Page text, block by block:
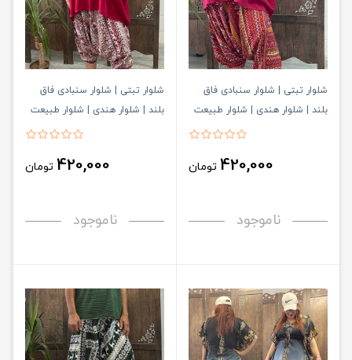
شلوار تبتی | شلوار سنبادی فاق
بلند | شلوار هندی | شلوار طبیعت
420,000 تومان
ناموجود
شلوار تبتی | شلوار سنبادی فاق
بلند | شلوار هندی | شلوار طبیعت
420,000 تومان
ناموجود